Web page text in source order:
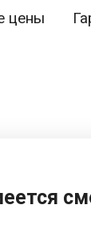
цены